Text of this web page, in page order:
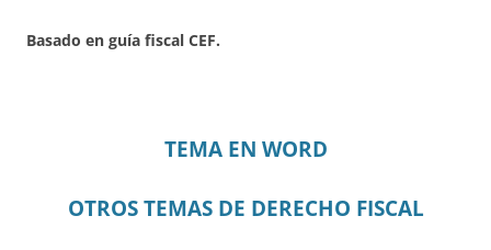
Basado en guía fiscal CEF.
TEMA EN WORD
OTROS TEMAS DE DERECHO FISCAL